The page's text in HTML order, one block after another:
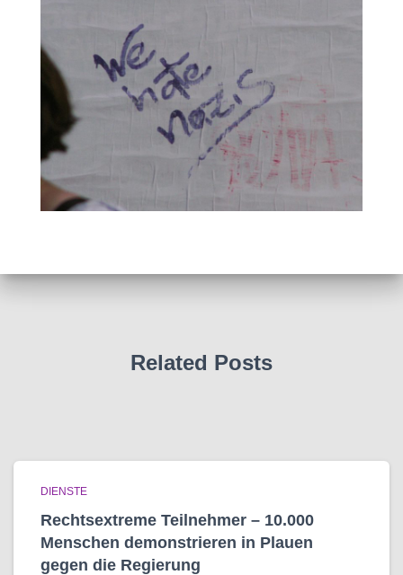
Related Posts
DIENSTE
Rechtsextreme Teilnehmer – 10.000
Menschen demonstrieren in Plauen
gegen die Regierung